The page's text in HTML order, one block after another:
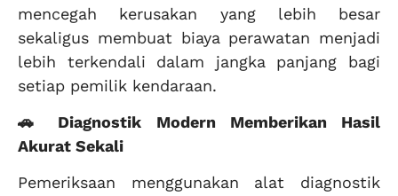
mencegah kerusakan yang lebih besar
sekaligus membuat biaya perawatan menjadi
lebih terkendali dalam jangka panjang bagi
setiap pemilik kendaraan.
🚗 Diagnostik Modern Memberikan Hasil
Akurat Sekali
Pemeriksaan menggunakan alat diagnostik